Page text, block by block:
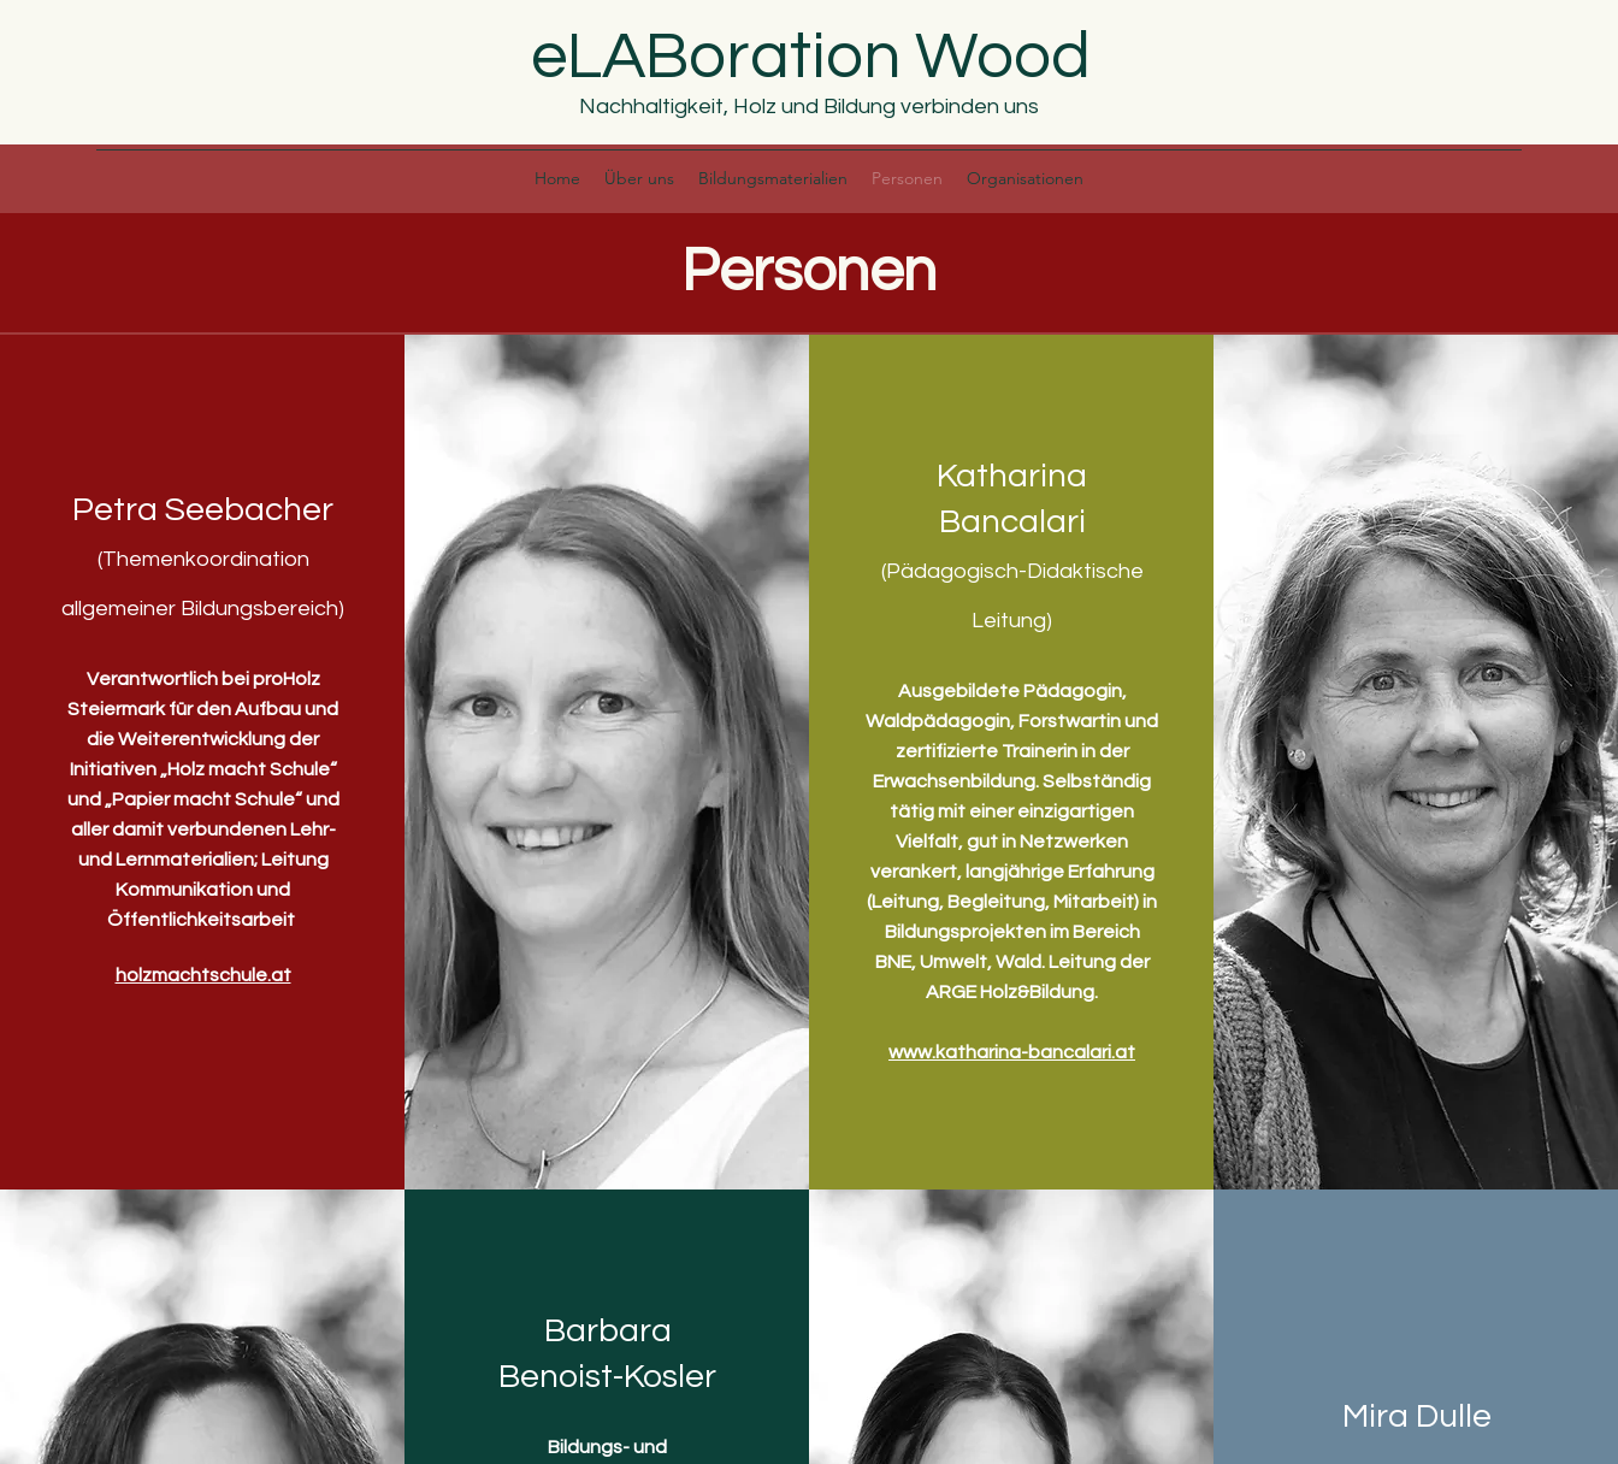
eLABoration Wood
Nachhaltigkeit, Holz und Bildung verbinden uns
Home Über uns Bildungsmaterialien Personen Organisationen
Personen
Petra Seebacher
(Themenkoordination
allgemeiner Bildungsbereich)
Verantwortlich bei proHolz
Steiermark für den Aufbau und
die Weiterentwicklung der
Initiativen „Holz macht Schule“
und „Papier macht Schule“ und
aller damit verbundenen Lehr-
und Lernmaterialien; Leitung
Kommunikation und
Öffentlichkeitsarbeit
holzmachtschule.at
Katharina
Bancalari
(Pädagogisch-Didaktische
Leitung)
Ausgebildete Pädagogin,
Waldpädagogin, Forstwartin und
zertifizierte Trainerin in der
Erwachsenbildung. Selbständig
tätig mit einer einzigartigen
Vielfalt, gut in Netzwerken
verankert, langjährige Erfahrung
(Leitung, Begleitung, Mitarbeit) in
Bildungsprojekten im Bereich
BNE, Umwelt, Wald. Leitung der
ARGE Holz&Bildung.
www.katharina-bancalari.at
Personen
Barbara
Benoist-Kosler
Bildungs- und
Mira Dulle